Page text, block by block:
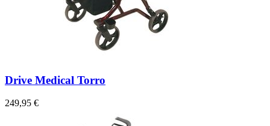
Drive Medical Torro
249,95 €